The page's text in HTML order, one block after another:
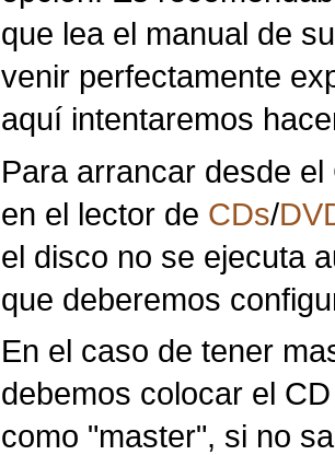
que lea el manual de
venir perfectamente
aquí intentaremos
Para arrancar desde
en el lector de CDs/
el disco no se ejecuta
que deberemos
En el caso de tener
debemos colocar el
como "master", si no